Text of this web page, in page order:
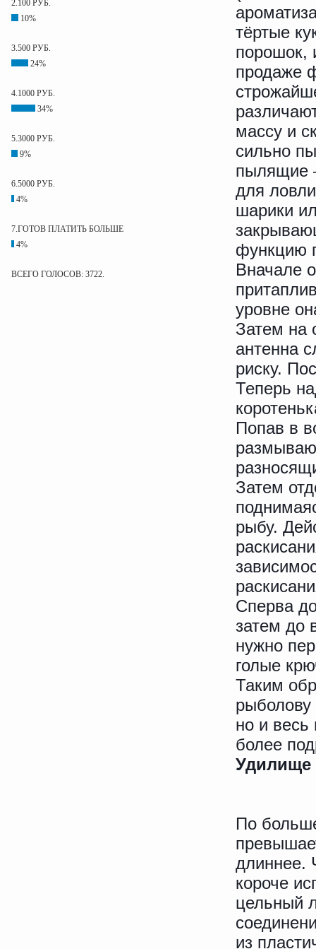
2.100 РУБ.
10%
3.500 РУБ.
24%
4.1000 РУБ.
34%
5.3000 РУБ.
9%
6.5000 РУБ.
4%
7.ГОТОВ ПЛАТИТЬ БОЛЬШЕ
4%
ВСЕГО ГОЛОСОВ: 3722.
тёртые
порошок,
продаже
массу и
сильно
пылящие
для
шарики
функцию
Вначале
уровне
Затем на
антенна
риску.
Теперь
Попав в
Затем
рыбу.
Сперва
затем до
нужно
голые
Таким
рыболову
но и весь
более
Удилище
По
длиннее.
короче
цельный
из